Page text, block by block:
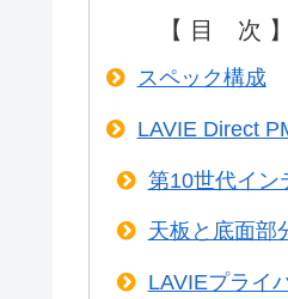
【 目 次 】
スペック構成
LAVIE Direct
第10世代イン
天板と底面部
LAVIEプライ